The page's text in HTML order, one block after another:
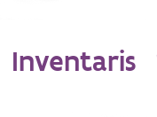
Inventaris